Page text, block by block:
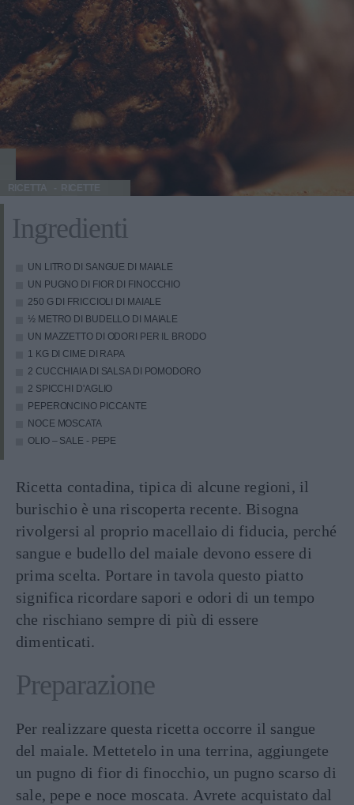
RICETTA
Ingredienti
UN LITRO DI SANGUE DI MAIALE
UN PUGNO DI FIOR DI FINOCCHIO
250 G DI FRICCIOLI DI MAIALE
½ METRO DI BUDELLO DI MAIALE
UN MAZZETTO DI ODORI PER IL BRODO
1 KG DI CIME DI RAPA
2 CUCCHIAIA DI SALSA DI POMODORO
2 SPICCHI D'AGLIO
PEPERONCINO PICCANTE
NOCE MOSCATA
OLIO – SALE - PEPE
Ricetta contadina, tipica di alcune regioni, il
burischio è una riscoperta recente. Bisogna
rivolgersi al proprio macellaio di fiducia, perché
sangue e budello del maiale devono essere di
prima scelta. Portare in tavola questo piatto
significa ricordare sapori e odori di un tempo
che rischiano sempre di più di essere
dimenticati.
Preparazione
Per realizzare questa ricetta occorre il sangue
del maiale. Mettetelo in una terrina, aggiungete
un pugno di fior di finocchio, un pugno scarso di
sale, pepe e noce moscata. Avrete acquistato dal